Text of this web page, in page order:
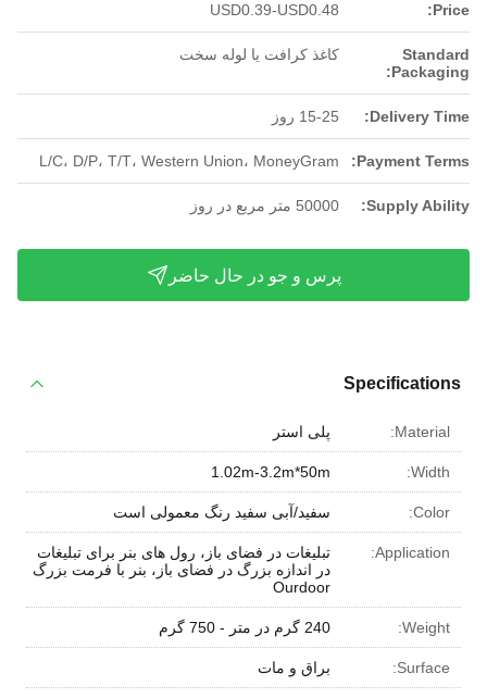
USD0.39-USD0.48
کاغذ کرافت یا لوله سخت
Delivery 15-25 روز
Payment L/C، D/P، T/T، Western Union، MoneyGram
Supply 50000 متر مربع در روز
پرس و جو در حال حاضر
پلی استر
1.02m-3.2m*50m
سفید/آبی سفید رنگ معمولی است
تبلیغات در فضای باز، رول های بنر برای تبلیغات
در اندازه بزرگ در فضای باز، بنر با فرمت بزرگ
Ourdoor
براق و مات